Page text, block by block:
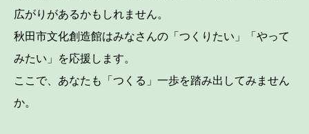
広がりがあるかもしれません。
秋田市文化創造館はみなさんの「つくりたい」「やって
みたい」を応援します。
ここで、あなたも「つくる」一歩を踏み出してみません
か。